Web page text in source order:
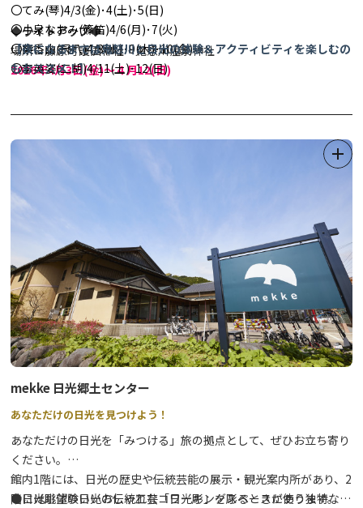
◆ライトアップ◆
場所：藤原町護国神社・鬼怒川温泉神社
2026年4月3日(金)～４月12(日)
〇てみ(琴)4/3(金)･4(土)･5(日)
〇小泉なおみ(篠笛)4/6(月)･7(火)
〇柴香山(尺八)4/8(水)･9(木)･10(金)
〇李英姿(二胡)4/11(土)･12(日)
します)
●シャトルバス※令和8(2026)年はシャトルバスの運行はございま
(鬼怒川温泉・川治温泉・三依エリ
この時期限定の幸せメニューをご堪能いただけます。
詳細は「オニうま！ぐるめガイド」→こちらをクリック！
【夜になるまでは鬼怒川と日光の体験＆アクティビティを楽しむの
もおススメ！】
mekke 日光郷土センター
あなただけの日光を見つけよう！
あなただけの日光を「みつける」旅の拠点として、ぜひお立ち寄り
ください。
館内1階には、日光の歴史や伝統芸能の展示・観光案内所があり、2
階には眺望のいいおしゃれなコワーキングスペースがあります。
●日光彫体験日光の伝統工芸「日光彫」を彫るときに使う独特な彫